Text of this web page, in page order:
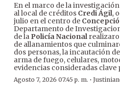
En el marco de la
al local de créditos Credi Ágil,
julio en el centro de
Departamento de
de la Policía Nacional
de allanamientos que
dos personas, la incautación
arma de fuego, celulares,
evidencias consideradas clave
Agosto 7, 2026 07:45 p. m. ·